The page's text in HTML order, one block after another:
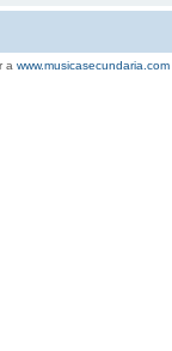
a www.musicasecundaria.com